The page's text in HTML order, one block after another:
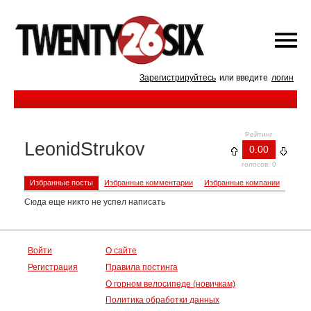
Зарегистрируйтесь или введите логин
Рейтинг
0.00
голосов: 0
LeonidStrukov
Избранные посты Избранные комментарии Избранные компании
Сюда еще никто не успел написать
Войти
Регистрация
О сайте
Правила постинга
О горном велосипеде (новичкам)
Политика обработки данных